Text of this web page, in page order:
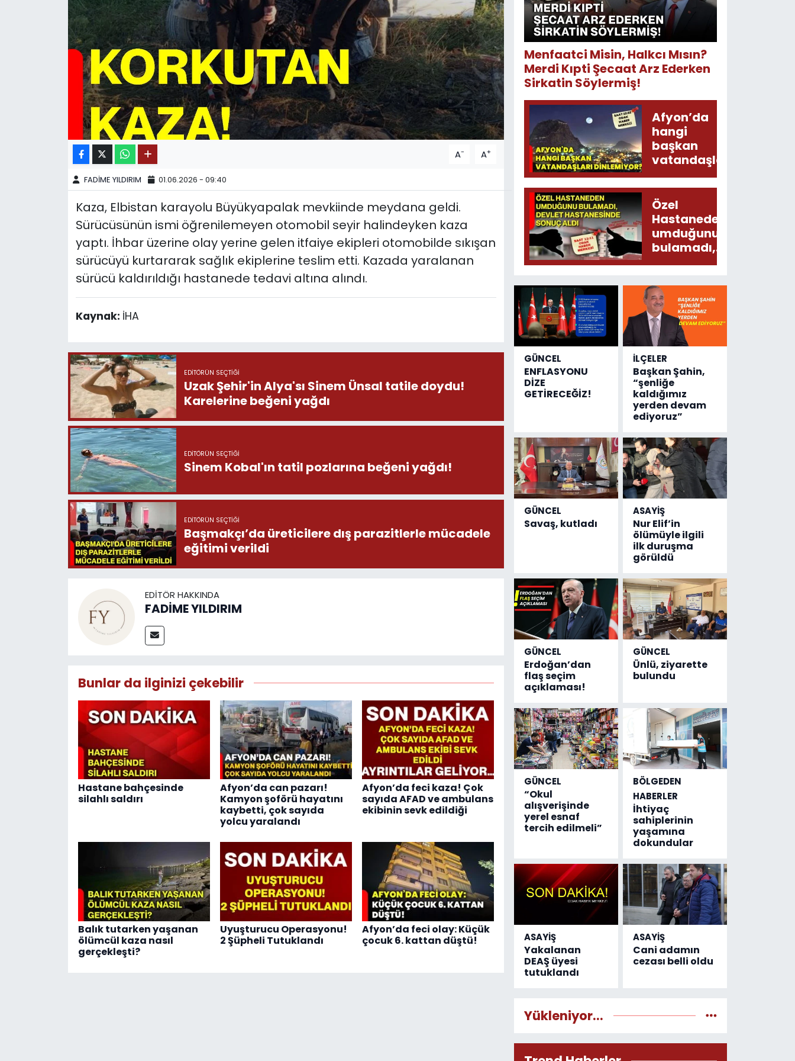
A- A+
FADİME YILDIRIM 01.06.2026 - 09:40
Kaza, Elbistan karayolu Büyükyapalak mevkiinde meydana geldi.
Sürücüsünün ismi öğrenilemeyen otomobil seyir halindeyken kaza
yaptı. İhbar üzerine olay yerine gelen itfaiye ekipleri otomobilde sıkışan
sürücüyü kurtararak sağlık ekiplerine teslim etti. Kazada yaralanan
sürücü kaldırıldığı hastanede tedavi altına alındı.
Kaynak: İHA
EDITÖRÜN SEÇTIĞI
Uzak Şehir'in Alya'sı Sinem Ünsal tatile doydu!
Karelerine beğeni yağdı
EDITÖRÜN SEÇTIĞI
Sinem Kobal'ın tatil pozlarına beğeni yağdı!
EDITÖRÜN SEÇTIĞI
Başmakçı’da üreticilere dış parazitlerle mücadele
eğitimi verildi
EDITÖR HAKKINDA
FADİME YILDIRIM
Bunlar da ilginizi çekebilir
Hastane bahçesinde
silahlı saldırı
Afyon’da can pazarı!
Kamyon şoförü hayatını
kaybetti, çok sayıda
yolcu yaralandı
Afyon’da feci kaza! Çok
sayıda AFAD ve ambulans
ekibinin sevk edildiği
Balık tutarken yaşanan
ölümcül kaza nasıl
gerçekleşti?
Uyuşturucu Operasyonu!
2 Şüpheli Tutuklandı
Afyon’da feci olay: Küçük
çocuk 6. kattan düştü!
Menfaatci Misin, Halkcı Mısın?
Merdi Kıpti Şecaat Arz Ederken
Sirkatin Söylermiş!
Afyon’da
hangi
başkan
vatandaşları
dinlemiyor?
Özel
Hastaneden
umduğunu
bulamadı,
Devlet
sonuç aldı
GÜNCEL
ENFLASYONU
DİZE
GETİRECEĞİZ!
İLÇELER
Başkan Şahin,
“şenliğe
kaldığımız
yerden devam
ediyoruz”
GÜNCEL
Savaş, kutladı
ASAYİŞ
Nur Elif’in
ölümüyle ilgili
ilk duruşma
görüldü
GÜNCEL
Erdoğan’dan
flaş seçim
açıklaması!
GÜNCEL
Ünlü, ziyarette
bulundu
GÜNCEL
“Okul
alışverişinde
yerel esnaf
tercih edilmeli”
BÖLGEDEN
HABERLER
İhtiyaç
sahiplerinin
yaşamına
dokundular
ASAYİŞ
Yakalanan
DEAŞ üyesi
tutuklandı
ASAYİŞ
Cani adamın
cezası belli oldu
Yükleniyor...
11:11 MANŞET